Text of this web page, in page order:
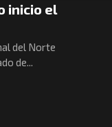
inicio el
del Norte
de...